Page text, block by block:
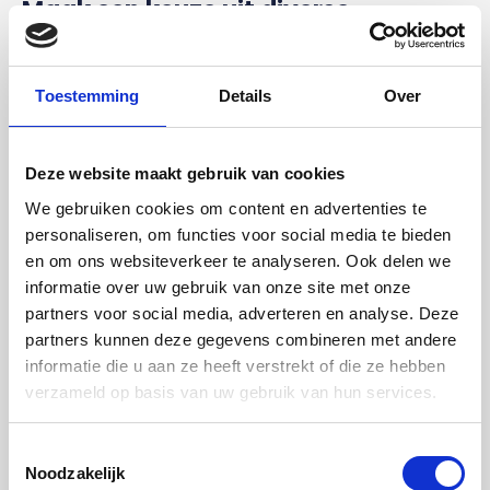
Toestemming Details Over
Deze website maakt gebruik van cookies
We gebruiken cookies om content en advertenties te
personaliseren, om functies voor social media te bieden
en om ons websiteverkeer te analyseren. Ook delen we
informatie over uw gebruik van onze site met onze
partners voor social media, adverteren en analyse. Deze
partners kunnen deze gegevens combineren met andere
informatie die u aan ze heeft verstrekt of die ze hebben
verzameld op basis van uw gebruik van hun services.
Noodzakelijk
Maak een keuze uit diverse
behandelingen
Er kan gekozen worden uit verschillende
behandelingen, zoals blank laten lakken of een
voorkomt dat er vuil of vocht in het hout trekt. Het is
mogelijk om de leuning ook onbehandeld geleverd te
krijgen. Je dient deze dan zelf nog te behandelen,
maar je kan deze dan ook voorzien van een door jou
gekozen kleur.
Waarom kiezen voor een
sleutelgat leuning?
Het kiezen voor een sleutelgatprofiel leuning heeft
stabiele bevestiging aan de muur, wat zorgt voor